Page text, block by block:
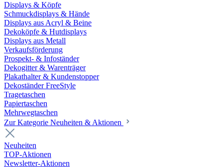
Displays & Köpfe
Schmuckdisplays & Hände
Displays aus Acryl & Beine
Dekoköpfe & Hutdisplays
Displays aus Metall
Verkaufsförderung
Prospekt- & Infoständer
Dekogitter & Warenträger
Plakathalter & Kundenstopper
Dekoständer FreeStyle
Tragetaschen
Papiertaschen
Mehrwegtaschen
Zur Kategorie Neuheiten & Aktionen
Neuheiten
TOP-Aktionen
Newsletter-Aktionen